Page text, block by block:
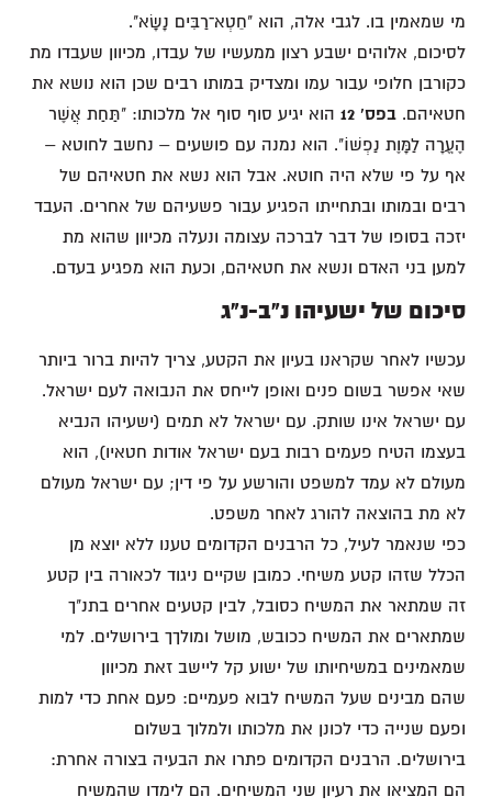
מי שמאמין בו. לגבי אלה, הוא "חֵטְא־רַבִּים נָשָׂא".
לסיכום, אלוהים ישבע רצון ממעשיו של עבדו, מכיוון שעבדו מת
כקורבן חלופי עבור עמו ומצדיק במותו רבים שכן הוא נושא את
חטאיהם. בפס' 12
הוא יגיע סוף סוף אל מלכותו: "תַּחַת אֲשֶׁר
הֶעֱרָה לַמָּוֶת נַפְשׁוֹ". הוא נמנה עם פושעים – נחשב לחוטא –
אף על פי שלא היה חוטא. אבל הוא נשא את חטאיהם של
רבים ובמותו ובתחייתו הפגיע עבור פשעיהם של אחרים. העבד
יזכה בסופו של דבר לברכה עצומה ונעלה מכיוון שהוא מת
למען בני האדם ונשא את חטאיהם, וכעת הוא מפגיע בעדם.
סיכום של ישעיהו נ"ב-נ"ג
עכשיו לאחר שקראנו בעיון את הקטע, צריך להיות ברור ביותר
שאי אפשר בשום פנים ואופן לייחס את הנבואה לעם ישראל.
עם ישראל אינו שותק. עם ישראל לא תמים (ישעיהו הנביא
בעצמו הטיח פעמים רבות בעם ישראל אודות חטאיו), הוא
מעולם לא עמד למשפט והורשע על פי דין; עם ישראל מעולם
לא מת בהוצאה להורג לאחר משפט.
כפי שנאמר לעיל, כל הרבנים הקדומים טענו ללא יוצא מן
הכלל שזהו קטע משיחי. כמובן שקיים ניגוד לכאורה בין קטע
זה שמתאר את המשיח כסובל, לבין קטעים אחרים בתנ"ך
שמתארים את המשיח ככובש, מושל ומולךך בירושלים. למי
שמאמינים במשיחיותו של ישוע קל ליישב זאת מכיוון
שהם מבינים שעל המשיח לבוא פעמיים: פעם אחת כדי למות
ופעם שנייה כדי לכונן את מלכותו ולמלוך בשלום
בירושלים. הרבנים הקדומים פתרו את הבעיה בצורה אחרת:
הם המציאו את רעיון שני המשיחים. הם לימדו שהמשיח